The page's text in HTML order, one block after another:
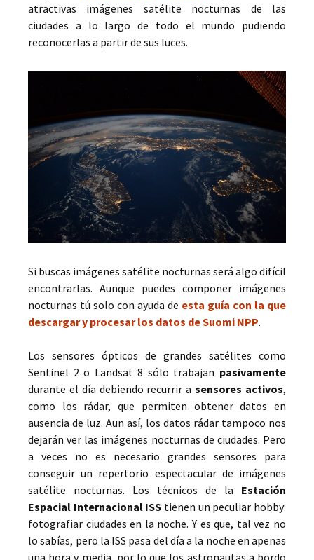
atractivas imágenes satélite nocturnas de las
ciudades a lo largo de todo el mundo pudiendo
reconocerlas a partir de sus luces.
Si buscas imágenes satélite nocturnas será algo difícil
encontrarlas. Aunque puedes componer imágenes
nocturnas tú solo con ayuda de esta guía con la que
descargar y procesar los datos de Suomi NPP.
Los sensores ópticos de grandes satélites como
Sentinel 2 o Landsat 8 sólo trabajan pasivamente
durante el día debiendo recurrir asensores activos,
como los rádar, que permiten obtener datos en
ausencia de luz. Aun así, los datos rádar tampoco nos
dejarán ver las imágenes nocturnas de ciudades. Pero
a veces no es necesario grandes sensores para
conseguir un repertorio espectacular de imágenes
satélite nocturnas. Los técnicos de la Estación
Espacial Internacional ISS tienen un peculiar hobby:
fotografiar ciudades en la noche. Y es que, tal vez no
lo sabías, pero la ISS pasa del día a la noche en apenas
una hora y media, por lo que los astronautas a bordo